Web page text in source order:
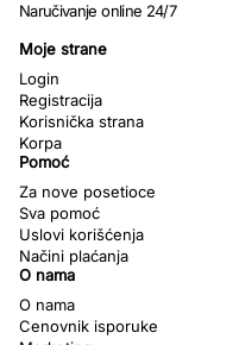
Naručivanje online 24/7
Moje strane
Login
Registracija
Korisnička strana
Korpa
Pomoć
Za nove posetioce
Sva pomoć
Uslovi korišćenja
Načini plaćanja
O nama
O nama
Cenovnik isporuke